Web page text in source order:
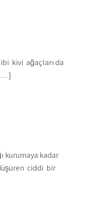
kivi ağaçları da
kurumaya kadar
ciddi bir